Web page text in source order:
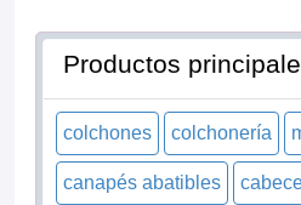
Productos
colchones colchonería
canapés abatibles